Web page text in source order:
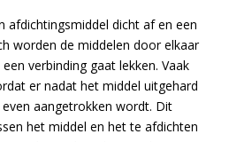
afdichtingsmiddel dicht af en een
worden de middelen door elkaar
verbinding gaat lekken. Vaak
er nadat het middel uitgehard
aangetrokken wordt. Dit
het middel en het te afdichten